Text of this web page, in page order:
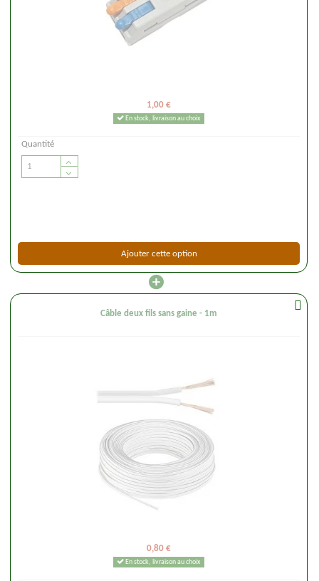
1,00 €
En stock, livraison au choix
Quantité
Ajouter cette option
Câble deux fils sans gaine - 1m
0,80 €
En stock, livraison au choix